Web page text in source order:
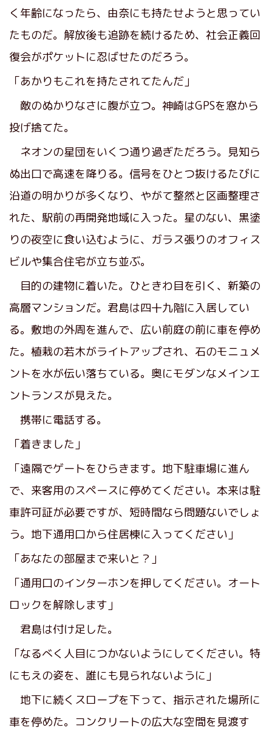
く年齢になったら、由奈にも持たせようと思ってい
たものだ。解放後も追跡を続けるため、社会正義回
復会がポケットに忍ばせたのだろう。
「あかりもこれを持たされてたんだ」
敵のぬかりなさに腹が立つ。神崎はGPSを窓から
投げ捨てた。
ネオンの星団をいくつ通り過ぎただろう。見知ら
ぬ出口で高速を降りる。信号をひとつ抜けるたびに
沿道の明かりが多くなり、やがて整然と区画整理さ
れた、駅前の再開発地域に入った。星のない、黒塗
りの夜空に食い込むように、ガラス張りのオフィス
ビルや集合住宅が立ち並ぶ。
目的の建物に着いた。ひときわ目を引く、新築の
高層マンションだ。君島は四十九階に入居してい
る。敷地の外周を進んで、広い前庭の前に車を停め
た。植栽の若木がライトアップされ、石のモニュメ
ントを水が伝い落ちている。奥にモダンなメインエ
ントランスが見えた。
携帯に電話する。
「着きました」
「遠隔でゲートをひらきます。地下駐車場に進ん
で、来客用のスペースに停めてください。本来は駐
車許可証が必要ですが、短時間なら問題ないでしょ
う。地下通用口から住居棟に入ってください」
「あなたの部屋まで来いと？」
「通用口のインターホンを押してください。オート
ロックを解除します」
君島は付け足した。
「なるべく人目につかないようにしてください。特
にもえの姿を、誰にも見られないように」
地下に続くスロープを下って、指示された場所に
車を停めた。コンクリートの広大な空間を見渡す